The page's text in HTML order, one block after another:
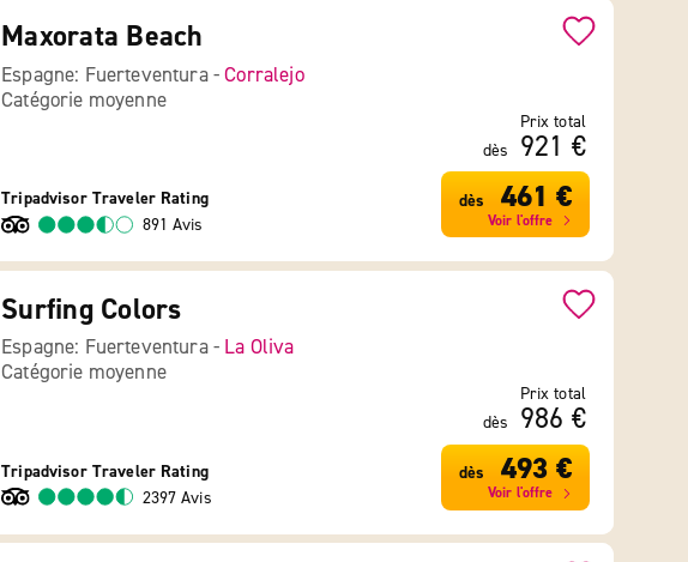
Maxorata Beach
Espagne: Fuerteventura -Corralejo
Catégorie moyenne
Tripadvisor Traveler Rating
891 Avis
Prix total
dès
921 €
dès 461 €
Voir l'offre
Surfing Colors
Espagne: Fuerteventura - La Oliva
Catégorie moyenne
Tripadvisor Traveler Rating
2397 Avis
Prix total
dès
986 €
dès 493 €
Voir l'offre